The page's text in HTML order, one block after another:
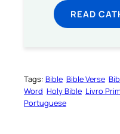
READ
Tags: Bible Bible Verse
Word Holy Bible Livro
Portuguese